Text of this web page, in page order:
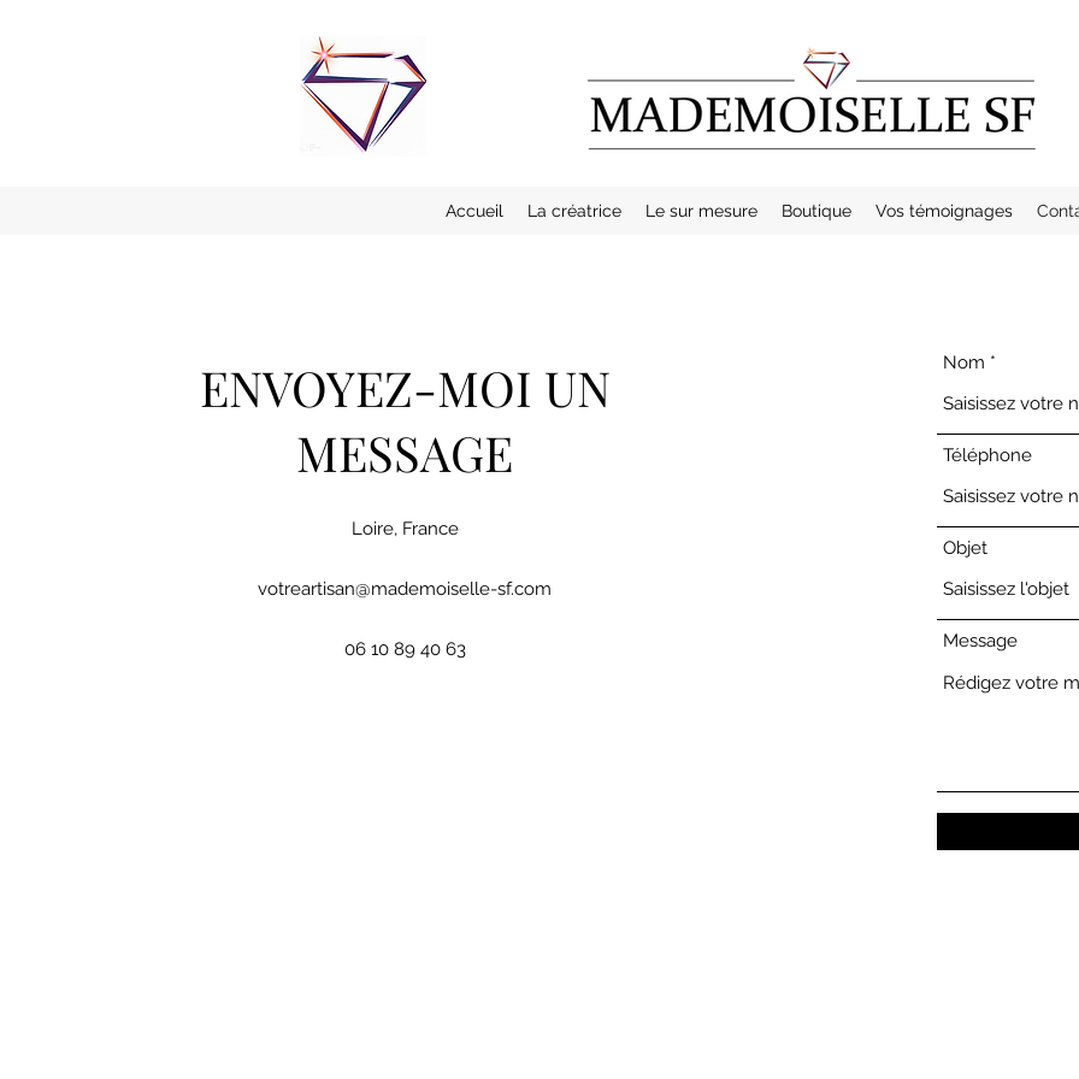
Accueil La créatrice Le sur mesure Boutique Vos témoignages
ENVOYEZ-MOI UN
MESSAGE
Loire, France
votreartisan@mademoiselle-sf.com
06 10 89 40 63
Nom
Téléphone
Objet
Message